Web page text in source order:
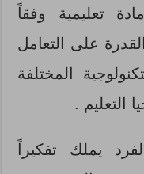
مادة تعليمية وفقاً
على التعامل
المختلفة
التعليم .
يملك تفكيراً